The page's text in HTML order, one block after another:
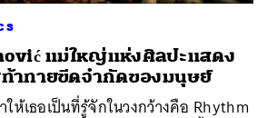
แม่ใหญ่แห่งศิลปะแสดง
าทายขีดจำกัดของมนุษย์
ห้เธอเป็นที่รู้จักในวงกว้างคือ Rhythm